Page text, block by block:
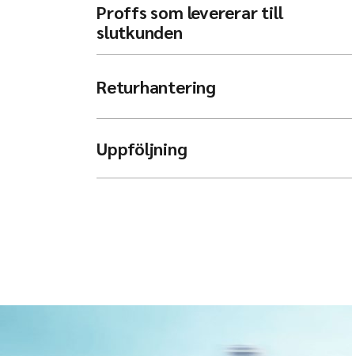
Proffs som levererar till
slutkunden
Returhantering
Uppföljning